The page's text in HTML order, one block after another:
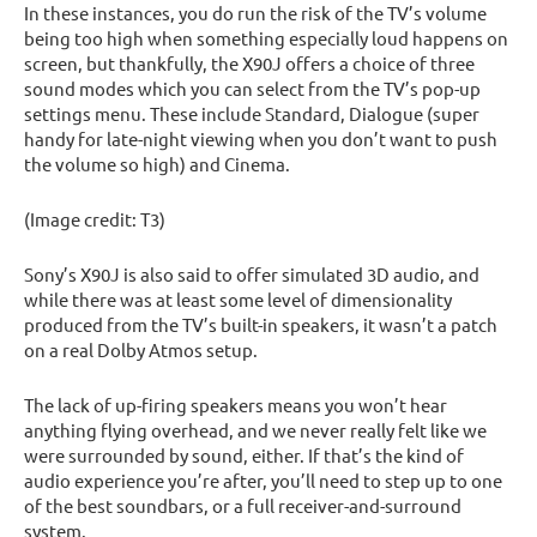
In these instances, you do run the risk of the TV’s volume
being too high when something especially loud happens on
screen, but thankfully, the X90J offers a choice of three
sound modes which you can select from the TV’s pop-up
settings menu. These include Standard, Dialogue (super
handy for late-night viewing when you don’t want to push
the volume so high) and Cinema.
(Image credit: T3)
Sony’s X90J is also said to offer simulated 3D audio, and
while there was at least some level of dimensionality
produced from the TV’s built-in speakers, it wasn’t a patch
on a real Dolby Atmos setup.
The lack of up-firing speakers means you won’t hear
anything flying overhead, and we never really felt like we
were surrounded by sound, either. If that’s the kind of
audio experience you’re after, you’ll need to step up to one
of the best soundbars, or a full receiver-and-surround
system.